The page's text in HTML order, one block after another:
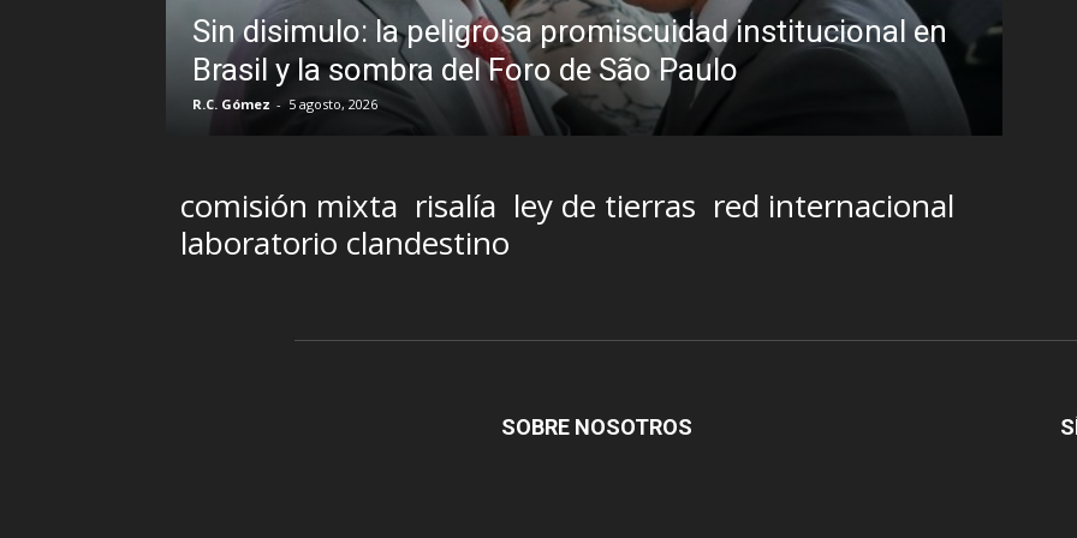
promiscuidad institucional en
de São Paulo
pero prefirió derrapar y terminar en un
streaming sin categoría en LUZU TV
Iñigo Almuena - 4 agosto, 2026
comisión mixta risalía ley de tierras red internacional
laboratorio clandestino
SOBRE NOSOTROS